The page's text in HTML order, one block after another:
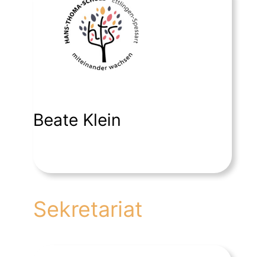
Beate Klein
Sekretariat